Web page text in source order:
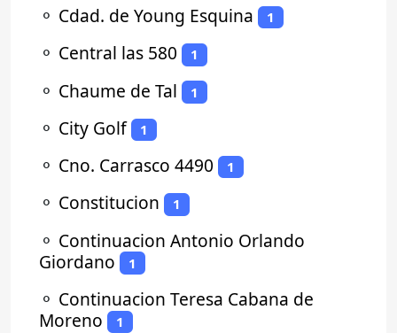
⚬ Cdad. de Young Esquina 1
⚬ Central las 580 1
⚬ Chaume de Tal 1
⚬ City Golf 1
⚬ Cno. Carrasco 4490 1
⚬ Constitucion 1
⚬ Continuacion Antonio Orlando
Giordano
1
⚬ Continuacion Teresa Cabana de
Moreno
1